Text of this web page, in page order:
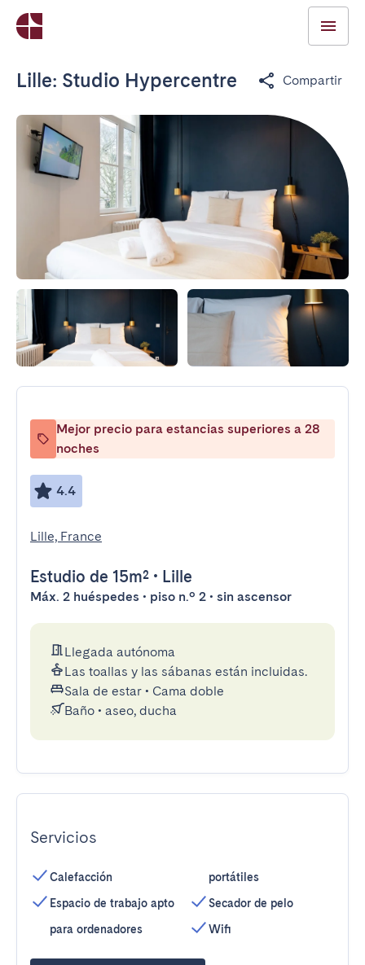
Lille: Studio Hypercentre Compartir
Mejor precio para estancias superiores a 28
noches
4.4
Lille, France
Estudio de 15m² • Lille
Máx. 2 huéspedes • piso n.º 2 • sin ascensor
Llegada autónoma
Las toallas y las sábanas están incluidas.
Sala de estar • Cama doble
Baño • aseo, ducha
Servicios
Calefacción
Espacio de trabajo apto
para ordenadores
portátiles
Secador de pelo
Wifi